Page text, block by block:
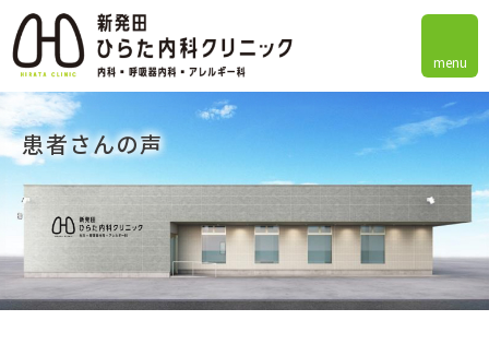
患者さんの声
menu